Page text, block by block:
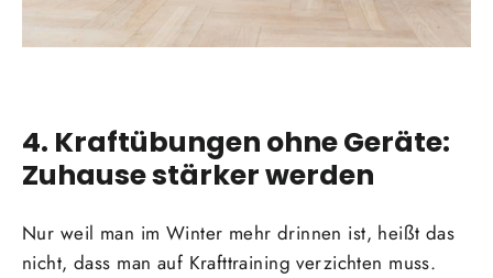
4. Kraftübungen ohne Geräte:
Zuhause stärker werden
Nur weil man im Winter mehr drinnen ist, heißt das
nicht, dass man auf Krafttraining verzichten muss.